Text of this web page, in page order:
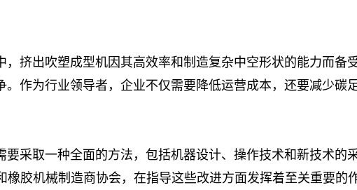
挤出吹塑成型机因其高效率和制造复杂中空形状的能力而
作为行业领导者，企业不仅需要降低运营成本，还要减少
要采取一种全面的方法，包括机器设计、操作技术和新技术
橡胶机械制造商协会，在指导这些改进方面发挥着至关重要